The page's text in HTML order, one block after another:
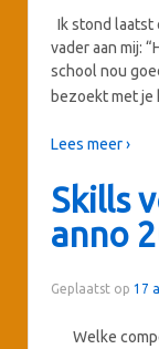
Ik stond laatst
vader aan mij:
school nou
bezoekt met je
Lees meer ›
Skills
anno
Geplaatst op 17
Welke